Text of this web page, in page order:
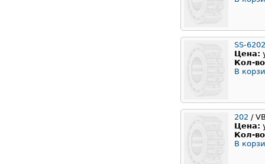
SS-
Цена:
Кол-
В
202 /
Цена:
Кол-
В